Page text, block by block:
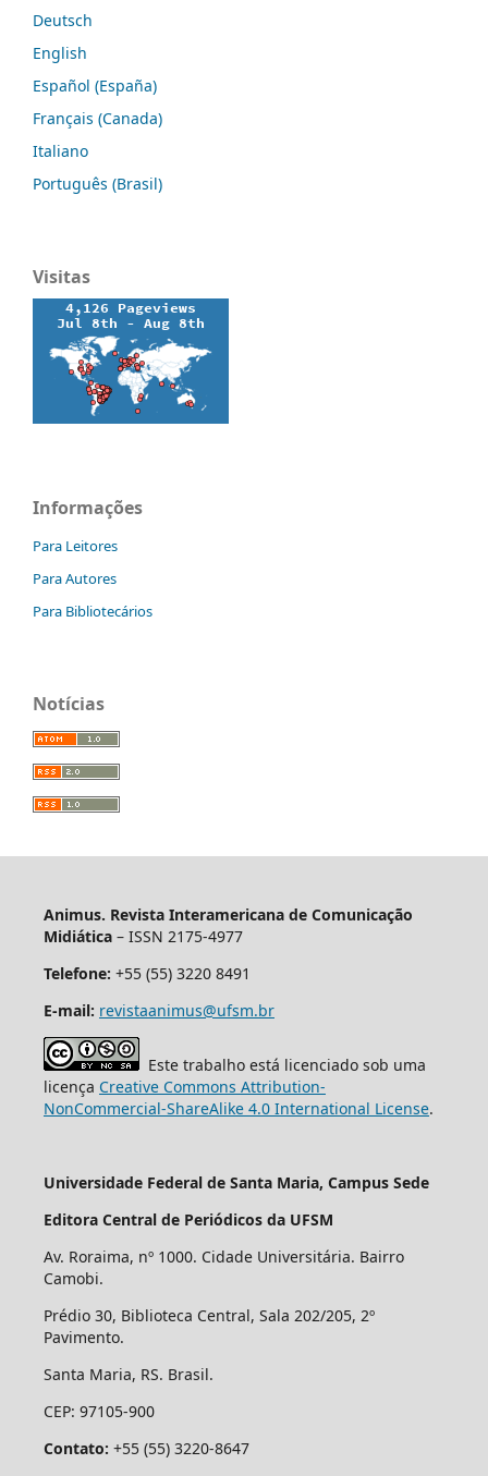
Deutsch
English
Español (España)
Français (Canada)
Italiano
Português (Brasil)
Visitas
Informações
Para Leitores
Para Autores
Para Bibliotecários
Notícias
Animus. Revista Interamericana de Comunicação
Midiática– ISSN 2175-4977
Telefone: +55 (55) 3220 8491
E-mail: revistaanimus@ufsm.br
Este trabalho está licenciado sob uma
licença Creative Commons Attribution-
NonCommercial-ShareAlike 4.0 International License.
Universidade Federal de Santa Maria, Campus Sede
Editora Central de Periódicos da UFSM
Av. Roraima, nº 1000. Cidade Universitária. Bairro
Camobi.
Prédio 30, Biblioteca Central, Sala 202/205, 2º
Pavimento.
Santa Maria, RS. Brasil.
CEP: 97105-900
Contato: +55 (55) 3220-8647